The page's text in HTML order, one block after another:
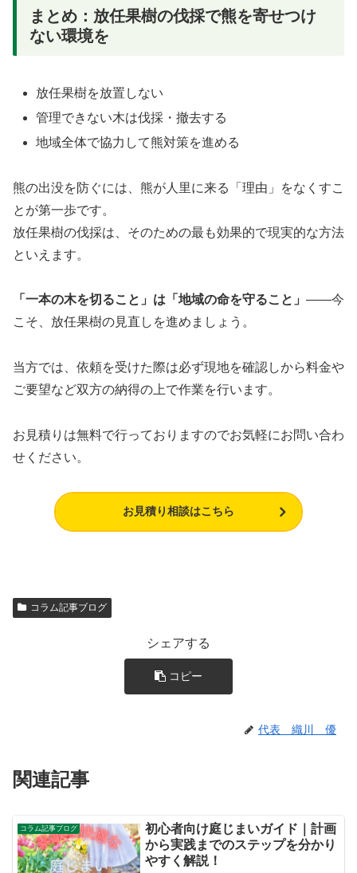
まとめ：放任果樹の伐採で熊を寄せつけ
ない環境を
放任果樹を放置しない
管理できない木は伐採・撤去する
地域全体で協力して熊対策を進める
熊の出没を防ぐには、熊が人里に来る「理由」をなくすこ
とが第一歩です。
放任果樹の伐採は、そのための最も効果的で現実的な方法
といえます。
「一本の木を切ること」は「地域の命を守ること」 ――今
こそ、放任果樹の見直しを進めましょう。
当方では、依頼を受けた際は必ず現地を確認しから料金や
ご要望など双方の納得の上で作業を行います。
お見積りは無料で行っておりますのでお気軽にお問い合わ
せください。
お見積り相談はこちら
コラム記事ブログ
シェアする
コピー
代表 織川 優
関連記事
コラム記事ブログ
初心者向け庭じまいガイド｜計画
から実践までのステップを分かり
やすく解説！